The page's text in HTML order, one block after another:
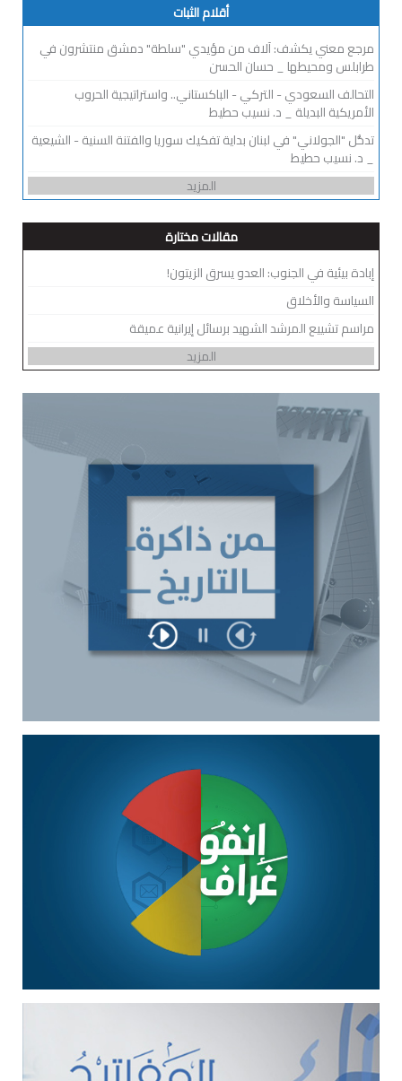
أقلام الثبات
مرجع معني يكشف: آلاف من مؤيدي "سلطة" دمشق منتشرون في
طرابلس ومحيطها _ حسان الحسن
التحالف السعودي - التركي - الباكستاني.. واستراتيجية الحروب
الأمريكية البديلة _ د. نسيب حطيط
تدخُّل "الجولاني" في لبنان بداية تفكيك سوريا والفتنة السنية - الشيعية
_ د. نسيب حطيط
المزيد
مقالات مختارة
إبادة بيئية في الجنوب: العدو يسرق الزيتون!
السياسة والأخلاق
مراسم تشييع المرشد الشهيد برسائل إيرانية عميقة
المزيد